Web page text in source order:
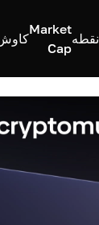
نقطه
Market
Cap